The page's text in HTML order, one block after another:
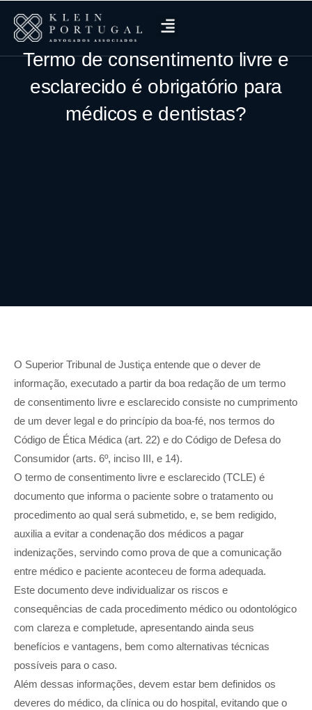
Termo de consentimento livre e
esclarecido é obrigatório para
médicos e dentistas?
O Superior Tribunal de Justiça entende que o dever de
informação, executado a partir da boa redação de um termo
de consentimento livre e esclarecido consiste no cumprimento
de um dever legal e do princípio da boa-fé, nos termos do
Código de Ética Médica (art. 22) e do Código de Defesa do
Consumidor (arts. 6º, inciso III, e 14).
O termo de consentimento livre e esclarecido (TCLE) é
documento que informa o paciente sobre o tratamento ou
procedimento ao qual será submetido, e, se bem redigido,
auxilia a evitar a condenação dos médicos a pagar
indenizações, servindo como prova de que a comunicação
entre médico e paciente aconteceu de forma adequada.
Este documento deve individualizar os riscos e
consequências de cada procedimento médico ou odontológico
com clareza e completude, apresentando ainda seus
benefícios e vantagens, bem como alternativas técnicas
possíveis para o caso.
Além dessas informações, devem estar bem definidos os
deveres do médico, da clínica ou do hospital, evitando que o